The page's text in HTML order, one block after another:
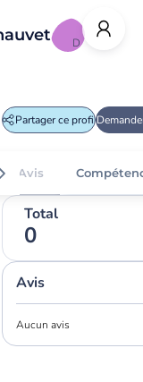
D
Partager ce profil
Avis
Total
0
Avis
Aucun avis